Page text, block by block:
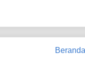
Beranda